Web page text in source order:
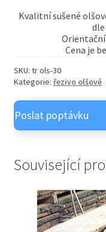
Kvalitní sušené
Orientační
Cena je
SKU: tr ols-30
Kategorie: řezivo olšové
Související